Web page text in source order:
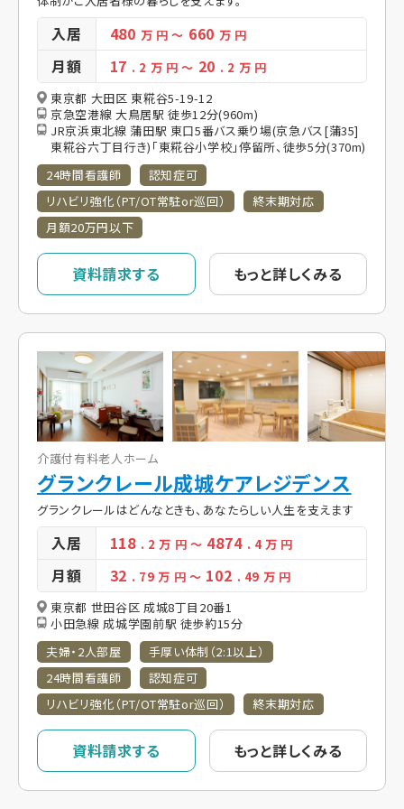
入居 480 万 円～ 660万 円
月額 17 . 2 万 円～ 20 . 2 万 円
東京都 大田区 東糀谷5-19-12
京急空港線 大鳥居駅 徒歩12分(960m)
JR京浜東北線 蒲田駅 東口5番バス乗り場(京急バス[蒲35]
東糀谷六丁目行き)「東糀谷小学校」停留所、徒歩5分(370m)
24時間看護師
認知症可
リハビリ強化（PT/OT常駐or巡回）
終末期対応
月額20万円以下
資料請求する もっと詳しくみる
介護付有料老人ホーム
グランクレール成城ケアレジデンス
グランクレールはどんなときも、あなたらしい人生を支えます
入居 118 . 2万 円～ 4874 . 4万 円
月額 32 . 79万 円 ～ 102 . 49 万 円
東京都 世田谷区 成城8丁目20番1
小田急線 成城学園前駅 徒歩約15分
夫婦・2人部屋
手厚い体制（2:1以上）
24時間看護師
認知症可
リハビリ強化（PT/OT常駐or巡回）
終末期対応
資料請求する もっと詳しくみる